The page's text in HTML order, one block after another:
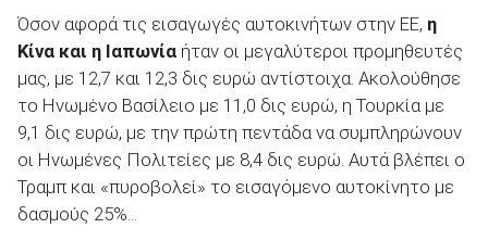
Όσον αφορά τις εισαγωγές αυτοκινήτων στην ΕΕ, η
Κίνα και η Ιαπωνία ήταν οι μεγαλύτεροι προμηθευτές
μας, με 12,7 και 12,3 δις ευρώ αντίστοιχα. Ακολούθησε
το Ηνωμένο Βασίλειο με 11,0 δις ευρώ, η Τουρκία με
9,1 δις ευρώ, με την πρώτη πεντάδα να συμπληρώνουν
οι Ηνωμένες Πολιτείες με 8,4 δις ευρώ. Αυτά βλέπει ο
Τραμπ και «πυροβολεί» το εισαγόμενο αυτοκίνητο με
δασμούς 25%...